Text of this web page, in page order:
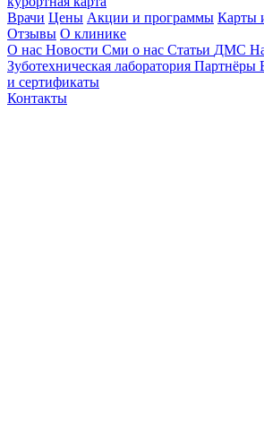
Врачи Цены Акции и программы Карты
Отзывы О клинике
О нас Новости Сми о нас Статьи ДМС
Зуботехническая лаборатория Партнёры
и сертификаты
Контакты